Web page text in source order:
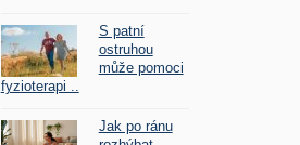
S patní
ostruhou
může pomoci
fyzioterapi ..
Jak po ránu